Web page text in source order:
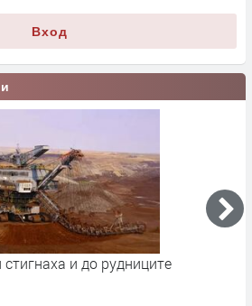
Вход
от Брюксел свалиха бюджетния